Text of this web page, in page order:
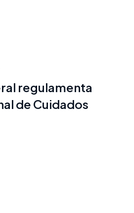
regulamenta
de Cuidados